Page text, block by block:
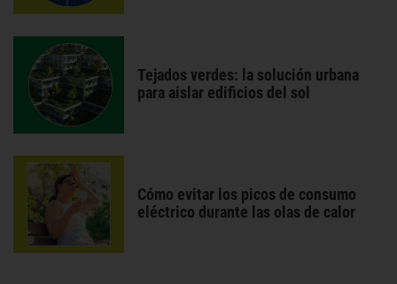
Tejados verdes: la solución urbana
para aislar edificios del sol
Cómo evitar los picos de consumo
eléctrico durante las olas de calor